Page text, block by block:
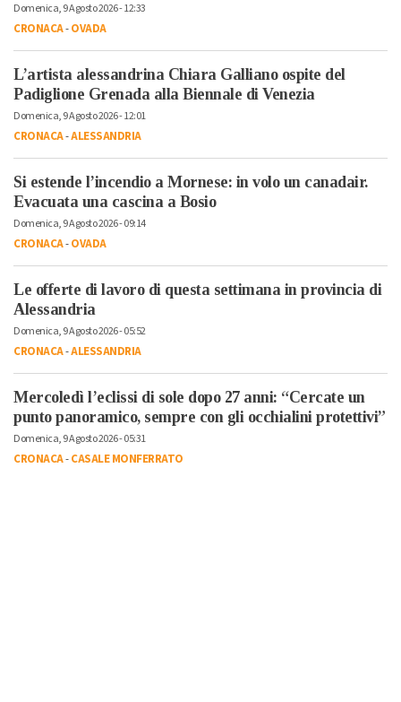
Domenica, 9 Agosto 2026 - 12:33
CRONACA-OVADA
L’artista alessandrina Chiara Galliano ospite del
Padiglione Grenada alla Biennale di Venezia
Domenica, 9 Agosto 2026 - 12:01
CRONACA-ALESSANDRIA
Si estende l’incendio a Mornese: in volo un canadair.
Evacuata una cascina a Bosio
Domenica, 9 Agosto 2026 - 09:14
CRONACA-OVADA
Le offerte di lavoro di questa settimana in provincia di
Alessandria
Domenica, 9 Agosto 2026 - 05:52
CRONACA-ALESSANDRIA
Mercoledì l’eclissi di sole dopo 27 anni: “Cercate un
punto panoramico, sempre con gli occhialini protettivi”
Domenica, 9 Agosto 2026 - 05:31
CRONACA-CASALE MONFERRATO